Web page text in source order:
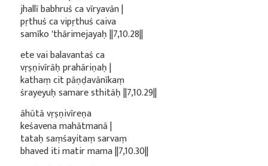
jhallī babhruś ca vīryavān |
pṛthuś ca vipṛthuś caiva
samīko 'thārimejayaḥ ||7,10.28||
ete vai balavantaś ca
vṛṣṇivīrāḥ prahāriṇaḥ |
kathaṃ cit pāṇḍavānīkaṃ
śrayeyuḥ samare sthitāḥ ||7,10.29||
āhūtā vṛṣṇivīreṇa
keśavena mahātmanā |
tataḥ saṃśayitaṃ sarvaṃ
bhaved iti matir mama ||7,10.30||